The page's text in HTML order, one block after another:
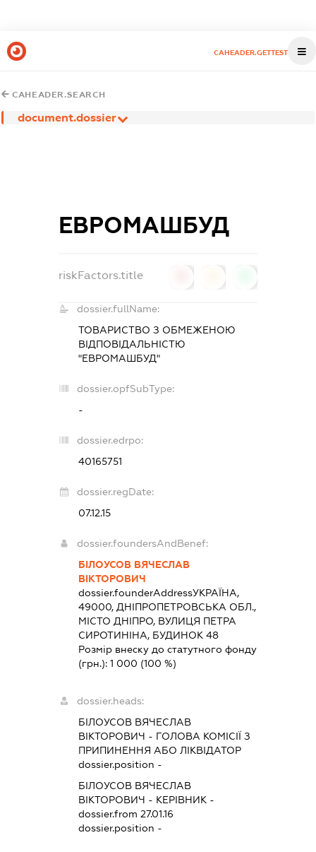
CAHEADER.GETTEST
CAHEADER.SEARCH
document.dossier
ЕВРОМАШБУД
riskFactors.title
dossier.fullName:
ТОВАРИСТВО З ОБМЕЖЕНОЮ
ВІДПОВІДАЛЬНІСТЮ
"ЕВРОМАШБУД"
dossier.opfSubType:
-
dossier.edrpo:
40165751
dossier.regDate:
07.12.15
dossier.foundersAndBenef:
БІЛОУСОВ ВЯЧЕСЛАВ
ВІКТОРОВИЧ
dossier.founderAddressУКРАЇНА,
49000, ДНІПРОПЕТРОВСЬКА ОБЛ.,
МІСТО ДНІПРО, ВУЛИЦЯ ПЕТРА
СИРОТИНІНА, БУДИНОК 48
Розмір внеску до статутного фонду
(грн.):1 000 (100 %)
dossier.heads:
БІЛОУСОВ ВЯЧЕСЛАВ
ВІКТОРОВИЧ - ГОЛОВА КОМІСІЇ З
ПРИПИНЕННЯ АБО ЛІКВІДАТОР
dossier.position -
БІЛОУСОВ ВЯЧЕСЛАВ
ВІКТОРОВИЧ - КЕРІВНИК -
dossier.from 27.01.16
dossier.position -